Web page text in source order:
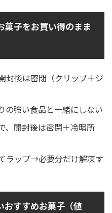
菓子をお買い得のまま
封後は密閉（クリップ＋ジ
の強い食品と一緒にしない
、開封後は密閉＋冷暗所
ラップ→必要分だけ解凍す
おすすめお菓子（値